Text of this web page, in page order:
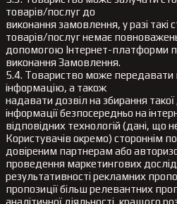
товарів/послуг до
виконання замовлення, у разі такі
товарів/послуг немає
допомогою Інтернет-платформи
виконання Замовлення.
5.4. Товариство може передавати
інформацію, а також
надавати дозвіл на збирання
інформації безпосередньо на
відповідних технологій (дані, що
Користувачів окремо) стороннім
довіреним партнерам або
проведення маркетингових
результативності рекламних
пропозиції більш релевантних
аналітичної діяльності, кращого